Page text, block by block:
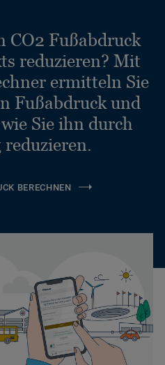
CO2 Fußabdruck
reduzieren? Mit
ermitteln Sie
Fußabdruck und
Sie ihn durch
reduzieren.
BERECHNEN